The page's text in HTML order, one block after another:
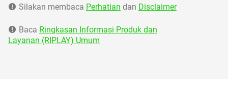
Silakan membaca Perhatian dan Disclaimer
Baca Ringkasan Informasi Produk dan
Layanan (RIPLAY) Umum